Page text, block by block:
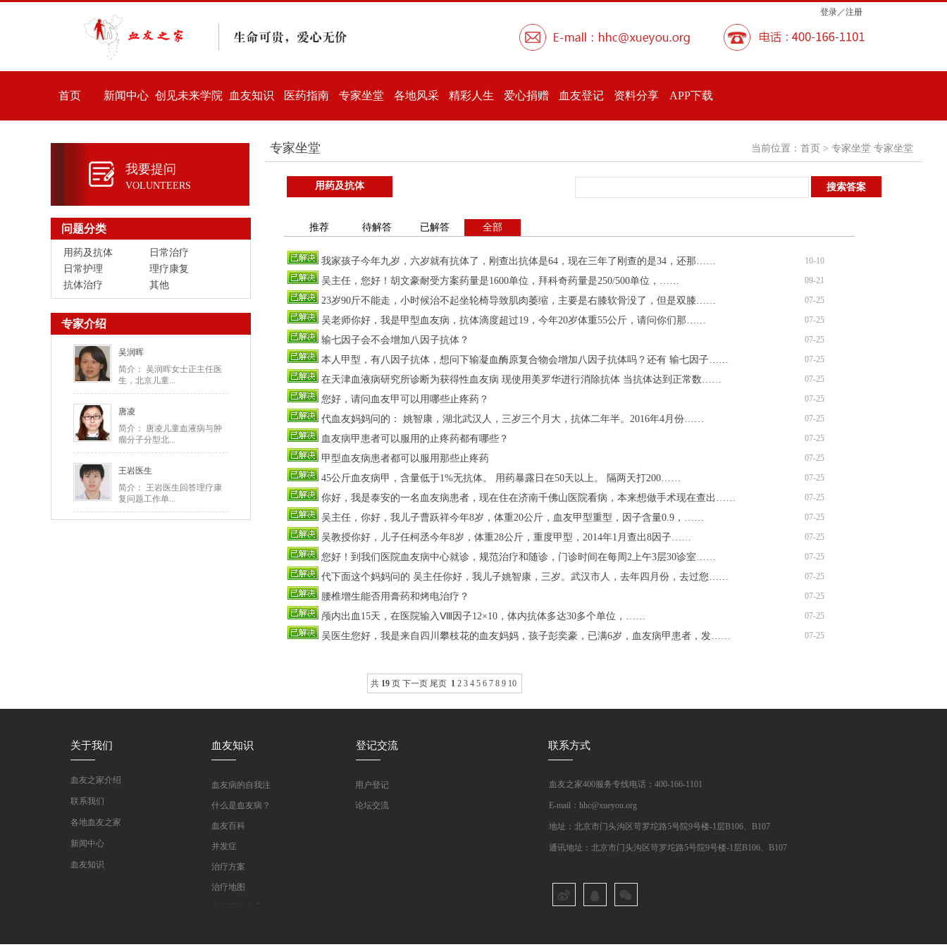
登录／注册
首页 新闻中心 创见未来学院 血友知识 医药指南 专家坐堂 各地风采 精彩人生 爱心捐赠 血友登记 资料分享 APP下载
我要提问
VOLUNTEERS
问题分类
用药及抗体
日常治疗
日常护理
理疗康复
抗体治疗
其他
专家介绍
吴润晖
简介： 吴润晖女士正主任医
生，北京儿童...
唐凌
简介： 唐凌儿童血液病与肿
瘤分子分型北...
王岩医生
简介： 王岩医生回答理疗康
复问题工作单...
专家坐堂 当前位置： 首页 > 专家坐堂 专家坐堂
用药及抗体
推荐 待解答 已解答 全部
10-10
我家孩子今年九岁，六岁就有抗体了，刚查出抗体是64，现在三年了刚查的是34，还那……
09-21
吴主任，您好！胡文豪耐受方案药量是1600单位，拜科奇药量是250/500单位，……
07-25
23岁90斤不能走，小时候治不起坐轮椅导致肌肉萎缩，主要是右膝软骨没了，但是双膝……
07-25
吴老师你好，我是甲型血友病，抗体滴度超过19，今年20岁体重55公斤，请问你们那……
07-25
输七因子会不会增加八因子抗体？
07-25
本人甲型，有八因子抗体，想问下输凝血酶原复合物会增加八因子抗体吗？还有 输七因子……
07-25
在天津血液病研究所诊断为获得性血友病 现使用美罗华进行消除抗体 当抗体达到正常数……
07-25
您好，请问血友甲可以用哪些止疼药？
07-25
代血友妈妈问的： 姚智康，湖北武汉人，三岁三个月大，抗体二年半。2016年4月份……
07-25
血友病甲患者可以服用的止疼药都有哪些？
07-25
甲型血友病患者都可以服用那些止疼药
07-25
45公斤血友病甲，含量低于1%无抗体。 用药暴露日在50天以上。 隔两天打200……
07-25
你好，我是泰安的一名血友病患者，现在住在济南千佛山医院看病，本来想做手术现在查出……
07-25
吴主任，你好，我儿子曹跃祥今年8岁，体重20公斤，血友甲型重型，因子含量0.9，……
07-25
吴教授你好，儿子任柯丞今年8岁，体重28公斤，重度甲型，2014年1月查出8因子……
07-25
您好！到我们医院血友病中心就诊，规范治疗和随诊，门诊时间在每周2上午3层30诊室……
07-25
代下面这个妈妈问的 吴主任你好，我儿子姚智康，三岁。武汉市人，去年四月份，去过您……
07-25
腰椎增生能否用膏药和烤电治疗？
07-25
颅内出血15天，在医院输入Ⅷ因子12×10，体内抗体多达30多个单位，……
07-25
吴医生您好，我是来自四川攀枝花的血友妈妈，孩子彭奕豪，已满6岁，血友病甲患者，发……
共 19页 下一页 尾页 1 2 3 4 5 6 7 8 9 10
关于我们 血友知识 登记交流 联系方式
血友之家介绍
联系我们
各地血友之家
新闻中心
血友知识
血友病的自我注
射教学
什么是血友病？
血友百科
并发症
治疗方案
治疗地图
用户登记
论坛交流
血友之家400服务专线电话：400-166-1101
E-mail：hhc@xueyou.org
地址：北京市门头沟区苛罗坨路5号院9号楼-1层B106、B107
通讯地址：北京市门头沟区苛罗坨路5号院9号楼-1层B106、B107